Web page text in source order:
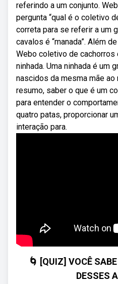
referindo a um conjunto.
pergunta “qual é o coletivo
correta para se referir a um
cavalos é “manada”. Além
Webo coletivo de cachorros
ninhada. Uma ninhada é um
nascidos da mesma mãe
resumo, saber o que é um
para entender o
quatro patas, proporcionar
interação para.
🌀 [QUIZ] VOCÊ
DESSES